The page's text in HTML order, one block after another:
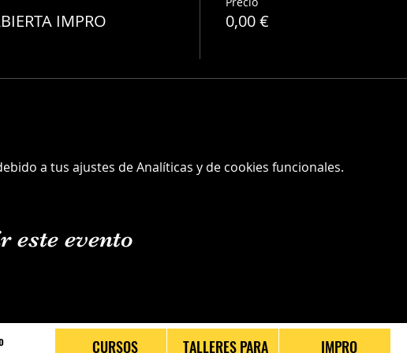
IMPRO 0,00 €
a tus ajustes de Analíticas y de cookies funcionales.
este evento
CURSOS TALLERES PARA IMPRO